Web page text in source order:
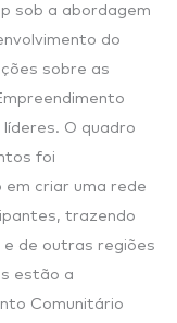
sob a abordagem
do
sobre as
O quadro
foi
criar uma rede
trazendo
de outras regiões
estão a
Comunitário